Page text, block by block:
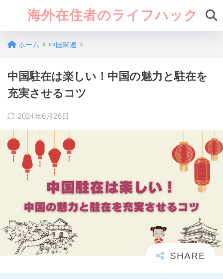
海外在住者のライフハック
ホーム 中国関連
中国駐在は楽しい！中国の魅力と駐在を
充実させるコツ
2024年6月26日